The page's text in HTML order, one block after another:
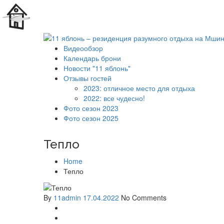
Видеообзор
Календарь брони
Новости "11 яблонь"
Отзывы гостей
2023: отличное место для отдыха
2022: все чудесно!
Фото сезон 2023
Фото сезон 2025
Тепло
Home
Тепло
By 11admin 17.04.2022 No Comments